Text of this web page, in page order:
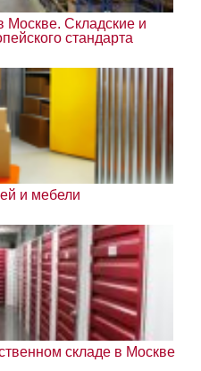
Москве. Складские и
стандарта
и мебели
складе в Москве